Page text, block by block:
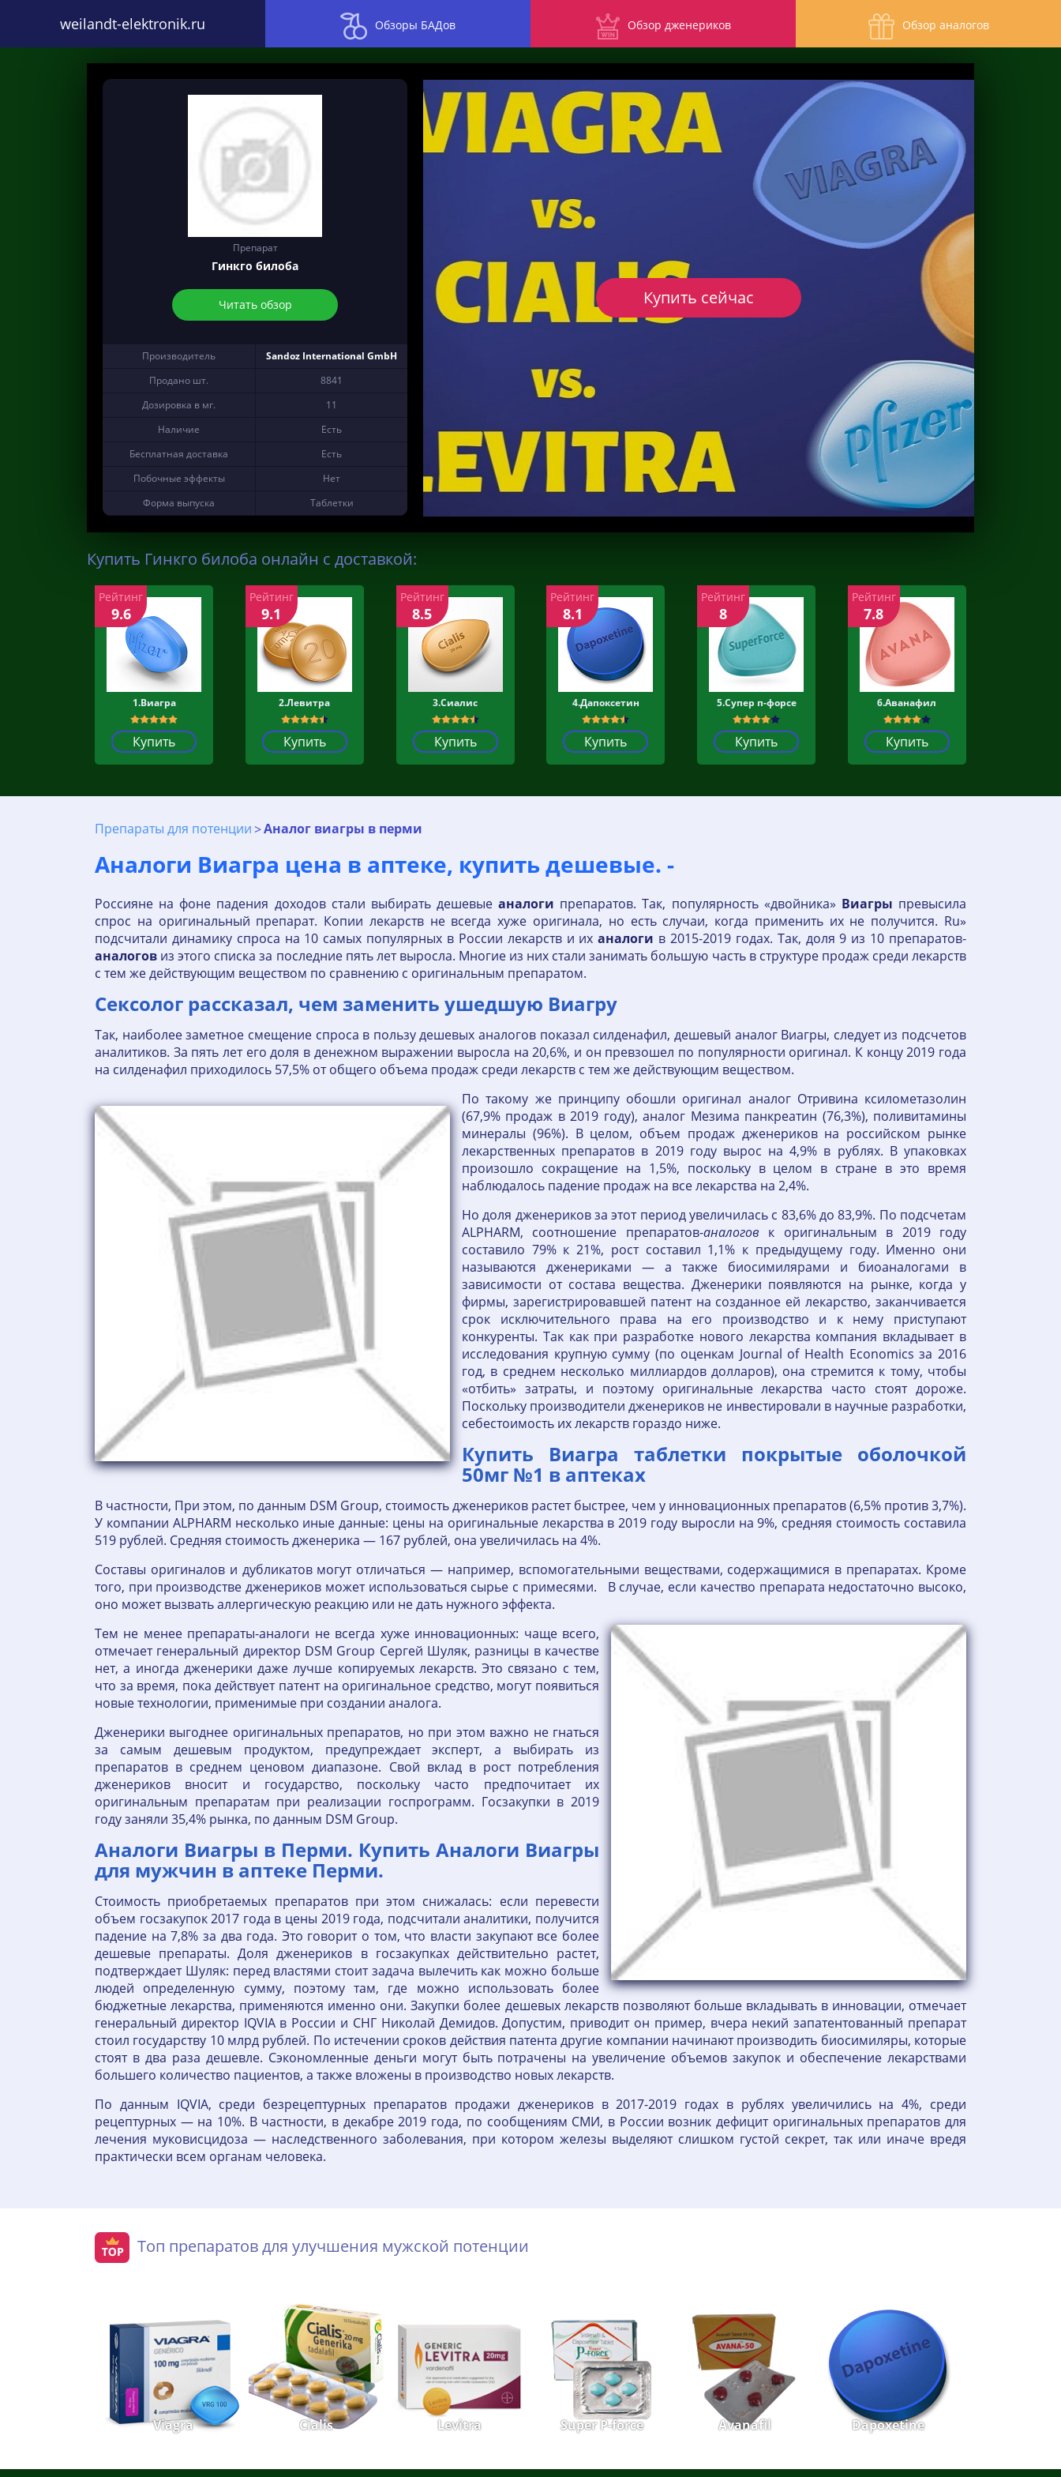
weilandt-elektronik.ru Обзоры БАДов Обзор дженериков Обзор аналогов
Препарат
Гинкго билоба
Читать обзор
Производитель
Sandoz International GmbH
Продано шт.
8841
Дозировка в мг.
11
Наличие
Есть
Бесплатная доставка
Есть
Побочные эффекты
Нет
Форма выпуска
Таблетки
Купить сейчас
Купить Гинкго билоба онлайн с доставкой:
1.Виагра
Купить
Рейтинг
9.6
2.Левитра
Купить
Рейтинг
9.1
3.Сиалис
Купить
Рейтинг
8.5
4.Дапоксетин
Купить
Рейтинг
8.1
5.Супер п-форсе
Купить
Рейтинг
8
6.Аванафил
Купить
Рейтинг
7.8
Препараты для потенции Аналог виагры в перми
Аналоги Виагра цена в аптеке, купить дешевые. -
Россияне на фоне падения доходов стали выбирать дешевыеаналоги препаратов. Так, популярность «двойника» Виагры превысила
спрос на оригинальный препарат. Копии лекарств не всегда хуже оригинала, но есть случаи, когда применить их не получится. Ru»
подсчитали динамику спроса на 10 самых популярных в России лекарств и иханалоги в 2015-2019 годах. Так, доля 9 из 10 препаратов-
аналогов из этого списка за последние пять лет выросла. Многие из них стали занимать большую часть в структуре продаж среди лекарств
с тем же действующим веществом по сравнению с оригинальным препаратом.
Сексолог рассказал, чем заменить ушедшую Виагру
Так, наиболее заметное смещение спроса в пользу дешевых аналогов показал силденафил, дешевый аналог Виагры, следует из подсчетов
аналитиков. За пять лет его доля в денежном выражении выросла на 20,6%, и он превзошел по популярности оригинал. К концу 2019 года
на силденафил приходилось 57,5% от общего объема продаж среди лекарств с тем же действующим веществом.
По такому же принципу обошли оригинал аналог Отривина ксилометазолин
(67,9% продаж в 2019 году), аналог Мезима панкреатин (76,3%), поливитамины
минералы (96%). В целом, объем продаж дженериков на российском рынке
лекарственных препаратов в 2019 году вырос на 4,9% в рублях. В упаковках
произошло сокращение на 1,5%, поскольку в целом в стране в это время
наблюдалось падение продаж на все лекарства на 2,4%.
Но доля дженериков за этот период увеличилась с 83,6% до 83,9%. По подсчетам
ALPHARM, соотношение препаратов-аналогов к оригинальным в 2019 году
составило 79% к 21%, рост составил 1,1% к предыдущему году. Именно они
называются дженериками — а также биосимилярами и биоаналогами в
зависимости от состава вещества. Дженерики появляются на рынке, когда у
фирмы, зарегистрировавшей патент на созданное ей лекарство, заканчивается
срок исключительного права на его производство и к нему приступают
конкуренты. Так как при разработке нового лекарства компания вкладывает в
исследования крупную сумму (по оценкам Journal of Health Economics за 2016
год, в среднем несколько миллиардов долларов), она стремится к тому, чтобы
«отбить» затраты, и поэтому оригинальные лекарства часто стоят дороже.
Поскольку производители дженериков не инвестировали в научные разработки,
себестоимость их лекарств гораздо ниже.
Купить Виагра таблетки покрытые оболочкой
50мг №1 в аптеках
В частности, При этом, по данным DSM Group, стоимость дженериков растет быстрее, чем у инновационных препаратов (6,5% против 3,7%).
У компании ALPHARM несколько иные данные: цены на оригинальные лекарства в 2019 году выросли на 9%, средняя стоимость составила
519 рублей. Средняя стоимость дженерика — 167 рублей, она увеличилась на 4%.
Составы оригиналов и дубликатов могут отличаться — например, вспомогательными веществами, содержащимися в препаратах. Кроме
того, при производстве дженериков может использоваться сырье с примесями. В случае, если качество препарата недостаточно высоко,
оно может вызвать аллергическую реакцию или не дать нужного эффекта.
Тем не менее препараты-аналоги не всегда хуже инновационных: чаще всего,
отмечает генеральный директор DSM Group Сергей Шуляк, разницы в качестве
нет, а иногда дженерики даже лучше копируемых лекарств. Это связано с тем,
что за время, пока действует патент на оригинальное средство, могут появиться
новые технологии, применимые при создании аналога.
Дженерики выгоднее оригинальных препаратов, но при этом важно не гнаться
за самым дешевым продуктом, предупреждает эксперт, а выбирать из
препаратов в среднем ценовом диапазоне. Свой вклад в рост потребления
дженериков вносит и государство, поскольку часто предпочитает их
оригинальным препаратам при реализации госпрограмм. Госзакупки в 2019
году заняли 35,4% рынка, по данным DSM Group.
Аналоги Виагры в Перми. Купить Аналоги Виагры
для мужчин в аптеке Перми.
Стоимость приобретаемых препаратов при этом снижалась: если перевести
объем госзакупок 2017 года в цены 2019 года, подсчитали аналитики, получится
падение на 7,8% за два года. Это говорит о том, что власти закупают все более
дешевые препараты. Доля дженериков в госзакупках действительно растет,
подтверждает Шуляк: перед властями стоит задача вылечить как можно больше
людей определенную сумму, поэтому там, где можно использовать более
бюджетные лекарства, применяются именно они. Закупки более дешевых лекарств позволяют больше вкладывать в инновации, отмечает
генеральный директор IQVIA в России и СНГ Николай Демидов. Допустим, приводит он пример, вчера некий запатентованный препарат
стоил государству 10 млрд рублей. По истечении сроков действия патента другие компании начинают производить биосимиляры, которые
стоят в два раза дешевле. Сэкономленные деньги могут быть потрачены на увеличение объемов закупок и обеспечение лекарствами
большего количество пациентов, а также вложены в производство новых лекарств.
По данным IQVIA, среди безрецептурных препаратов продажи дженериков в 2017-2019 годах в рублях увеличились на 4%, среди
рецептурных — на 10%. В частности, в декабре 2019 года, по сообщениям СМИ, в России возник дефицит оригинальных препаратов для
лечения муковисцидоза — наследственного заболевания, при котором железы выделяют слишком густой секрет, так или иначе вредя
практически всем органам человека.
Топ препаратов для улучшения мужской потенции
Viagra Cialis Levitra Super P-force Avanafil Dapoxetine